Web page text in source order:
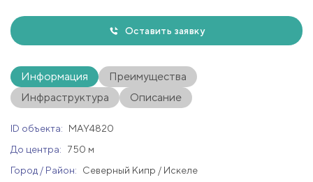
Оставить заявку
Информация
Преимущества
Инфраструктура
Описание
ID объекта:
MAY4820
До центра:
750 м
Город / Район:
Северный Кипр / Искеле